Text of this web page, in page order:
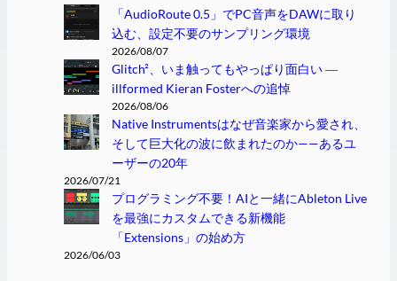
「AudioRoute 0.5」でPC音声をDAWに取り
込む、設定不要のサンプリング環境
2026/08/07
Glitch²、いま触ってもやっぱり面白い ―
illformed Kieran Fosterへの追悼
2026/08/06
Native Instrumentsはなぜ音楽家から愛され、
そして巨大化の波に飲まれたのか——あるユ
ーザーの20年
2026/07/21
プログラミング不要！AIと一緒にAbleton Live
を最強にカスタムできる新機能
「Extensions」の始め方
2026/06/03